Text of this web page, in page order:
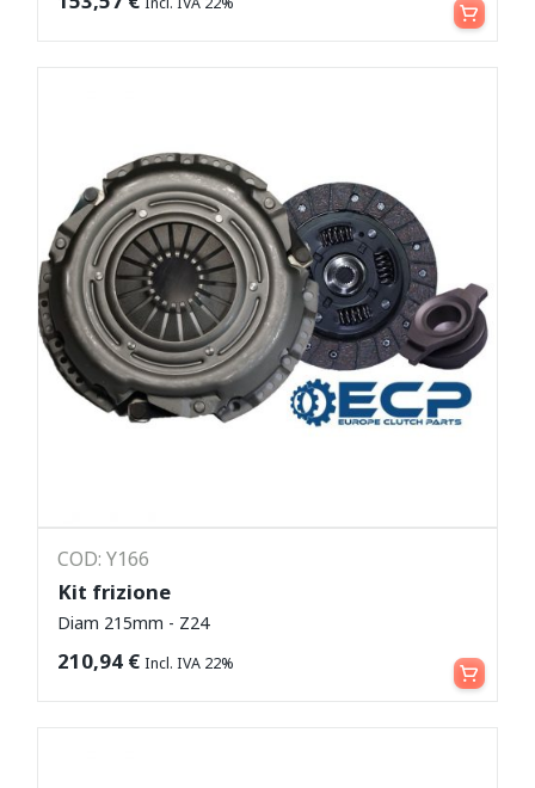
COD: Y166
Kit frizione
Diam 215mm - Z24
210,94 € Incl. IVA 22% Leggi tutto